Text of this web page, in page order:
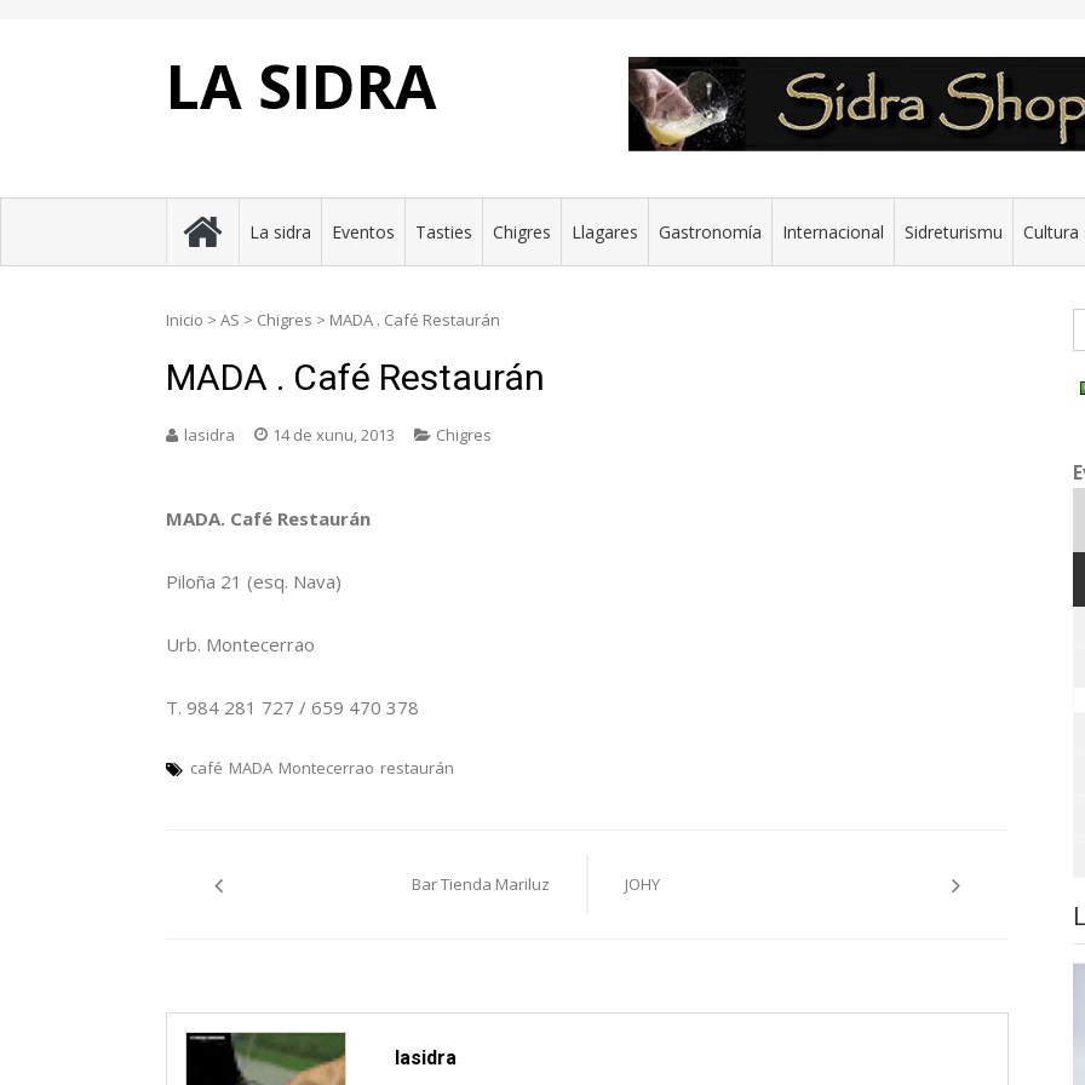
LA SIDRA
La sidra Eventos Tasties Chigres Llagares Gastronomía Internacional Sidreturismu Cultura
Inicio > AS > Chigres > MADA . Café Restaurán
MADA . Café Restaurán
lasidra 14 de xunu, 2013 Chigres
MADA. Café Restaurán
Piloña 21 (esq. Nava)
Urb. Montecerrao
T. 984 281 727 / 659 470 378
café MADA Montecerrao restaurán
pelos
Bar Tienda Mariluz JOHY
lasidra